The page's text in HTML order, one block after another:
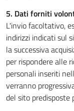
5. Dati forniti
L'invio facoltativo,
indirizzi indicati sul
la successiva
per rispondere alle
personali inseriti
verranno
del sito predisposte